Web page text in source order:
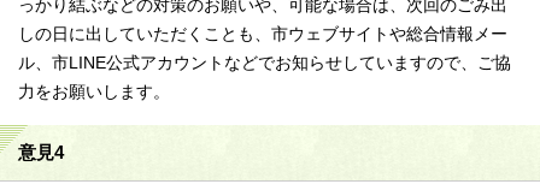
っかり結ぶなどの対策のお願いや、可能な場合は、次回のごみ出
しの日に出していただくことも、市ウェブサイトや総合情報メー
ル、市LINE公式アカウントなどでお知らせしていますので、ご協
力をお願いします。
意見4